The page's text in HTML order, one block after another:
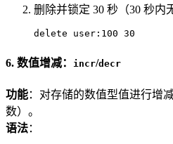
删除并锁定 30 秒（30 秒内
delete user:100 30
6. 数值增减： incr/decr
功能：对存储的数值型值进行增
数）。
语法：